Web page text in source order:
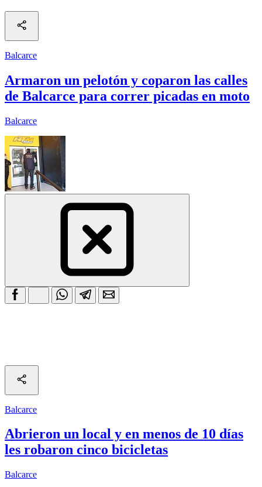
Balcarce
Armaron un pelotón y coparon las calles
de Balcarce para correr picadas en moto
Balcarce
Balcarce
Abrieron un local y en menos de 10 días
les robaron cinco bicicletas
Balcarce